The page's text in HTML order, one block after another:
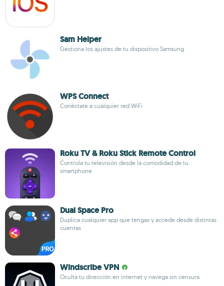
Sam Helper
Gestiona los ajustes de tu dispositivo Samsung
WPS Connect
Conéctate a cualquier red WiFi
Roku TV & Roku Stick Remote Control
Controla tu televisión desde la comodidad de tu
smartphone
Dual Space Pro
Duplica cualquier app que tengas y accede desde distintas
cuentas
Windscribe VPN
Oculta tu dirección en internet y navega sin censura